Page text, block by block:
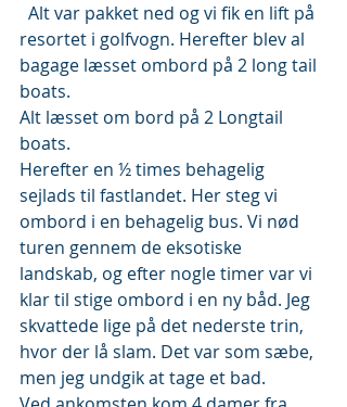
resortet i golfvogn. Herefter blev al
bagage læsset ombord på 2 long tail
boats.
Alt læsset om bord på 2 Longtail
boats.
Herefter en ½ times behagelig
sejlads til fastlandet. Her steg vi
ombord i en behagelig bus. Vi nød
turen gennem de eksotiske
landskab, og efter nogle timer var vi
klar til stige ombord i en ny båd. Jeg
skvattede lige på det nederste trin,
hvor der lå slam. Det var som sæbe,
men jeg undgik at tage et bad.